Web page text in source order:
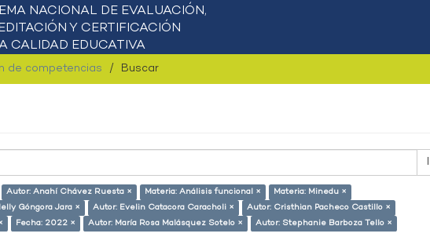
de competencias Buscar
Autor: Anahí Chávez Ruesta × Materia: Análisis funcional ×
Materia: Minedu ×
Góngora Jara × Autor: Evelin Catacora Caracholi ×
Autor: Cristhian Pacheco Castillo ×
Fecha: 2022 × Autor: María Rosa Malásquez Sotelo × Autor: Stephanie Barboza Tello ×